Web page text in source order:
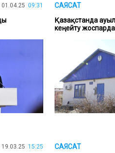
01.04.25 09:31 САЯСАТ
Қазақстанда ауыл
кеңейту
19.03.25 15:25 САЯСАТ